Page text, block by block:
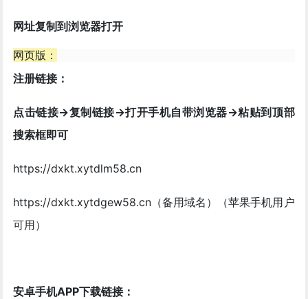
网址复制到浏览器打开
网页版：
注册链接：
点击链接->复制链接->打开手机自带浏览器->粘贴到顶部
搜索框即可
https://dxkt.xytdlm58.cn
https://dxkt.xytdgew58.cn（备用域名）（苹果手机用户
可用）
安卓手机APP下载链接：